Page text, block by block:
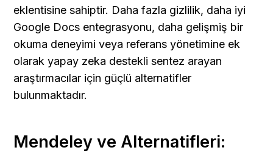
eklentisine sahiptir. Daha fazla gizlilik, daha iyi
Google Docs entegrasyonu, daha gelişmiş bir
okuma deneyimi veya referans yönetimine ek
olarak yapay zeka destekli sentez arayan
araştırmacılar için güçlü alternatifler
bulunmaktadır.
Mendeley ve Alternatifleri: